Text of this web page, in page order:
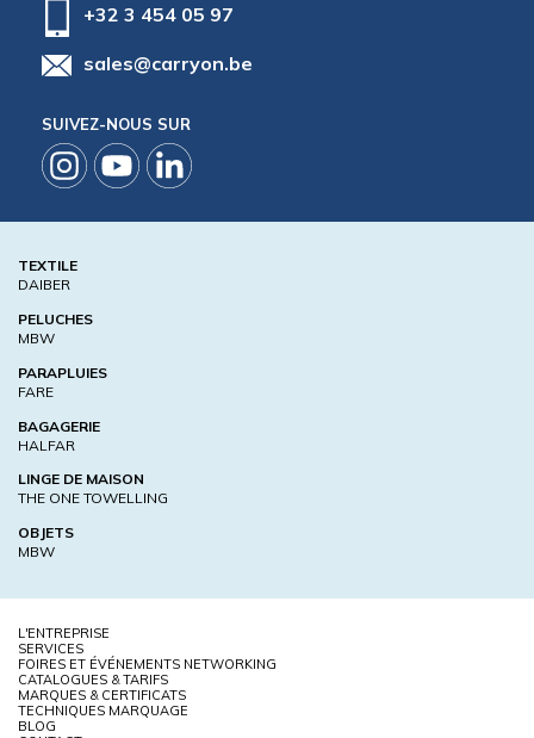
+32 3 454 05 97
sales@carryon.be
SUIVEZ-NOUS SUR
TEXTILE
DAIBER
PELUCHES
MBW
PARAPLUIES
FARE
BAGAGERIE
HALFAR
LINGE DE MAISON
THE ONE TOWELLING
OBJETS
MBW
L'ENTREPRISE
SERVICES
FOIRES ET ÉVÉNEMENTS NETWORKING
CATALOGUES & TARIFS
MARQUES & CERTIFICATS
TECHNIQUES MARQUAGE
BLOG